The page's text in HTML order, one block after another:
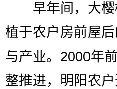
早年间，大樱
植于农户房前屋
与产业。2000年
整推进，明阳农